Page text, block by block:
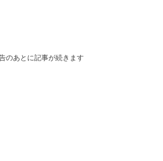
のあとに記事が続きます